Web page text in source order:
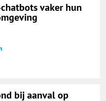
vaker hun
bij aanval op